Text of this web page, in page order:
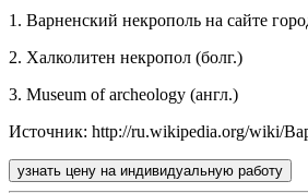
1. Варненский некрополь на сайте
2. Халколитен некропол (болг.)
3. Museum of archeology (англ.)
Источник: http://ru.wikipedia.org/wiki/
узнать цену на индивидуальную работу